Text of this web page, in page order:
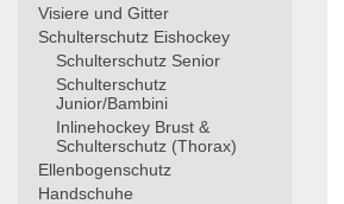
Visiere und Gitter
Schulterschutz Eishockey
Schulterschutz Senior
Schulterschutz
Junior/Bambini
Inlinehockey Brust &
Schulterschutz (Thorax)
Ellenbogenschutz
Handschuhe